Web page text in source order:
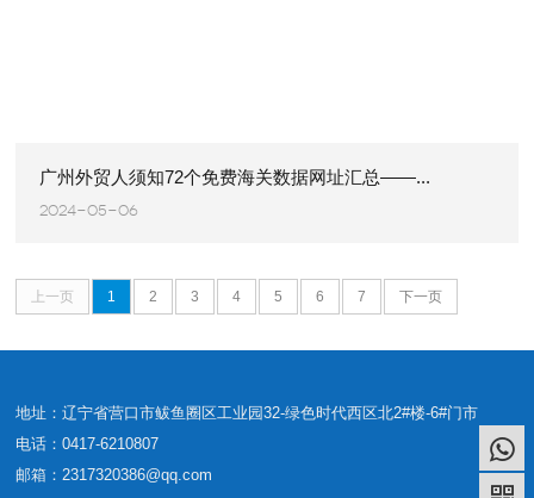
广州外贸人须知72个免费海关数据网址汇总——...
2024-05-06
上一页 1 2 3 4 5 6 7 下一页
地址：辽宁省营口市鲅鱼圈区工业园32-绿色时代西区北2#楼-6#门市
电话：0417-6210807
邮箱：2317320386@qq.com